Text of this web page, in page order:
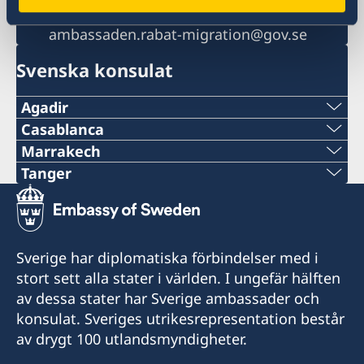
Migrationsfrågor
ambassaden.rabat-migration@gov.se
Svenska konsulat
Agadir
Telefon
+212 666 33 31 33
E-post
consulat.suede.aga@gmail.com
Besöksadress:
Immeuble Rachdi
Avenue HASSAN II
Agadir 80 000
Casablanca
Telefon
+212 5 22 36 22 70
Telefon
+212 5 22 36 22 73
E-post
mbb.imagine@gmail.com
Marrakech
Tel
+212 5 24 44 75 28
dg@dellarosa-marrakech.com
Adress:
5, Avenue Rue Moulay Al Hassan, Hivernage
Tanger
Tel
+212 539 93 78 35
E-post
consulsuedetanger@hotmail.fr
Fax
Sverige har diplomatiska förbindelser med i
stort sett alla stater i världen. I ungefär hälften
av dessa stater har Sverige ambassader och
konsulat. Sveriges utrikesrepresentation består
av drygt 100 utlandsmyndigheter.